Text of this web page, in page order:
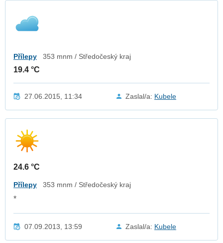
Přílepy 353 mnm / Středočeský kraj
19.4 °C
27.06.2015, 11:34 Zaslal/a: Kubele
24.6 °C
Přílepy 353 mnm / Středočeský kraj
*
07.09.2013, 13:59 Zaslal/a: Kubele